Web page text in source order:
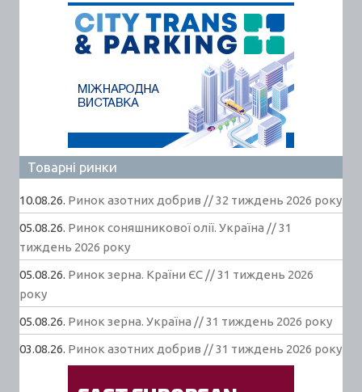
Товарні ринки
10.08.26. Ринок азотних добрив // 32 тиждень 2026 року
05.08.26. Ринок соняшникової олії. Україна // 31
тиждень 2026 року
05.08.26. Ринок зерна. Країни ЄС // 31 тиждень 2026
року
05.08.26. Ринок зерна. Україна // 31 тиждень 2026 року
03.08.26. Ринок азотних добрив // 31 тиждень 2026 року